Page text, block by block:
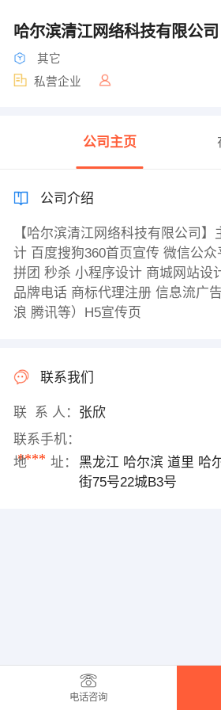
哈尔滨清江网络科技有限公司
其它
私营企业
公司主页
公司介绍
【哈尔滨清江网络科技有限公司
计 百度搜狗360首页宣传 微信公
拼团 秒杀 小程序设计 商城网站设
品牌电话 商标代理注册 信息流广
浪 腾讯等）H5宣传页
联系我们
联 系 人： 张欣
联系手机：
****
地 址：
黑龙江 哈尔滨 道里 哈
街75号22城B3号
电话咨询